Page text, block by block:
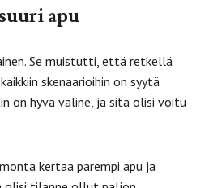
apu
Se muistutti, että retkellä
skenaarioihin on syytä
on hyvä väline, ja sitä olisi voitu
kertaa parempi apu ja